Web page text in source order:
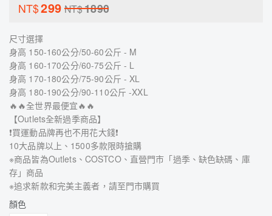
NT$299 NT$1890
尺寸選擇
身高 150-160公分/50-60公斤 - M
身高 160-170公分/60-75公斤 - L
身高 170-180公分/75-90公斤 - XL
身高 180-190公分/90-110公斤 -XXL
🔥🔥全世界最便宜🔥🔥
【Outlets全新過季商品】
❗買運動品牌再也不用花大錢❗
10大品牌以上、1500多款限時搶購
※商品皆為Outlets、COSTCO、直營門市「過季、缺色缺碼、庫
存」商品
※追求新款和完美主義者，請至門市購買
顏色